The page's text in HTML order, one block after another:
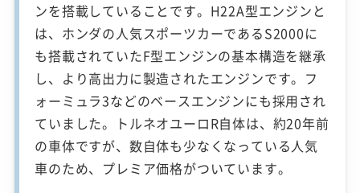
ンを搭載していることです。H22A型エンジンと
は、ホンダの人気スポーツカーであるS2000に
も搭載されていたF型エンジンの基本構造を継承
し、より高出力に製造されたエンジンです。フ
ォーミュラ3などのベースエンジンにも採用され
ていました。トルネオユーロR自体は、約20年前
の車体ですが、数自体も少なくなっている人気
車のため、プレミア価格がついています。